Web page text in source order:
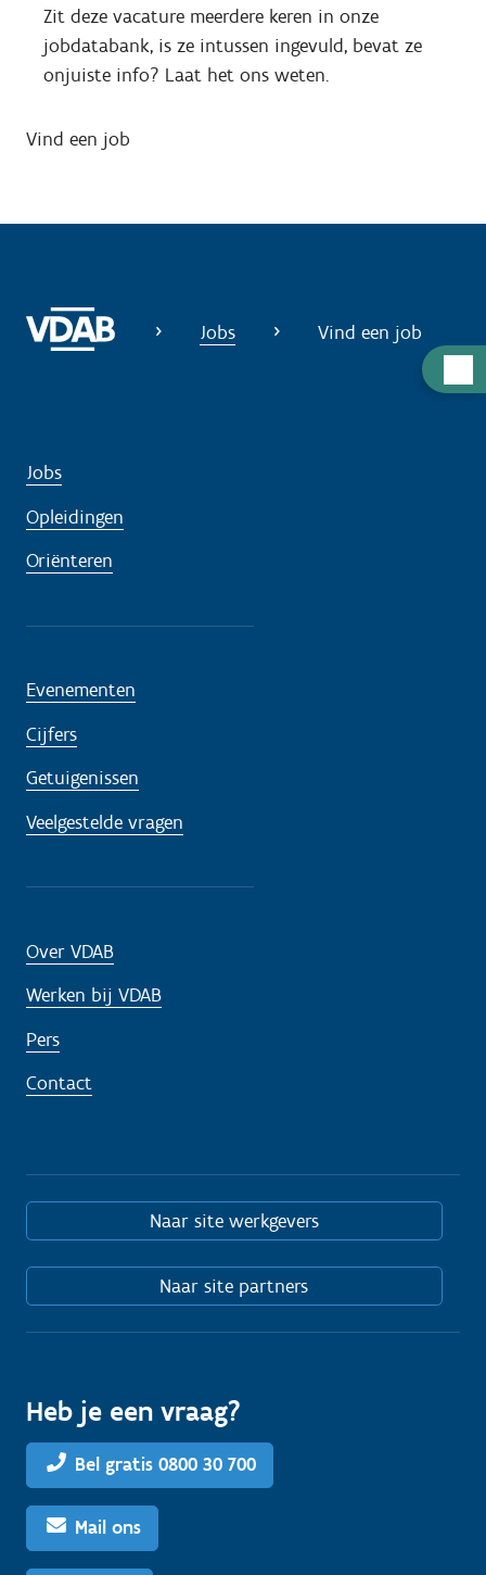
u
Zit deze vacature meerdere keren in onze
jobdatabank, is ze intussen ingevuld, bevat ze
onjuiste info? Laat het ons weten.
Vind een job
Jobs Vind een job
Jobs
Opleidingen
Oriënteren
Evenementen
Cijfers
Getuigenissen
Veelgestelde vragen
Over VDAB
Werken bij VDAB
Pers
Contact
Naar site werkgevers
Naar site partners
Heb je een vraag?
Bel gratis 0800 30 700
Mail ons